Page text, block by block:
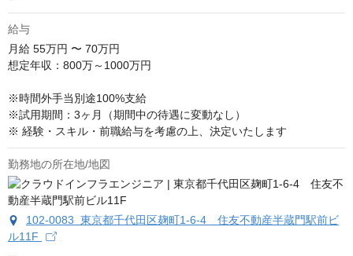
給与
月給 55万円 〜 70万円
想定年収：800万～1000万円
※時間外手当別途100%支給
※試用期間：3ヶ月（期間中の待遇に変動なし）
※ 経験・スキル・前職給与を考慮の上、決定いたします
勤務地の所在地/地図
102-0083 東京都千代田区麹町1-6-4 住友不動産半蔵門駅前ビ
ル11F